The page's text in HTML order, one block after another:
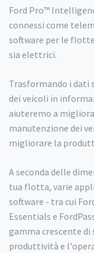
Ford Pro™
connessi come
software per le
sia elettrici.
Trasformando i dati
dei veicoli in
aiuteremo a
manutenzione dei
migliorare la
A seconda delle
tua flotta, varie
software - tra cui
Essentials e
gamma crescente
produttività e